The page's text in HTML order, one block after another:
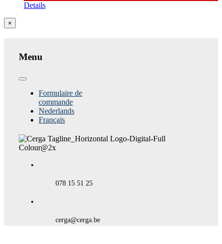
Details
Close
product
×
Menu
Toggle
NavigationFormulaire de
commande
Nederlands
Français
078 15 51 25
cerga@cerga.be